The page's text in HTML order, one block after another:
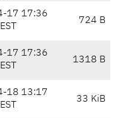
17 17:36
724 B
17 17:36
1318 B
18 13:17
33 KiB